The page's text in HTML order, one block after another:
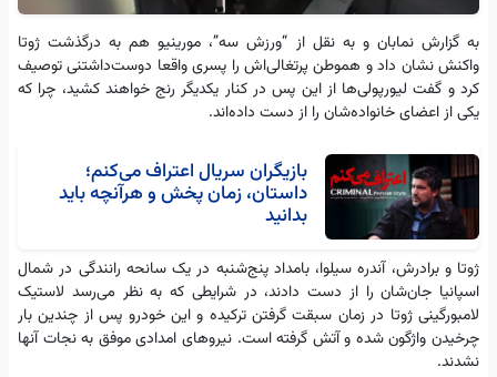
به گزارش نمابان و به نقل از “ورزش سه”، مورینیو هم به درگذشت ژوتا
واکنش نشان داد و هموطن پرتغالی‌اش را پسری واقعا دوست‌داشتنی توصیف
کرد و گفت لیورپولی‌ها از این پس در کنار یکدیگر رنج خواهند کشید، چرا که
یکی از اعضای خانواده‌شان را از دست داده‌اند.
بازیگران سریال اعتراف می‌کنم؛
داستان، زمان پخش و هرآنچه باید
بدانید
ژوتا و برادرش، آندره سیلوا، بامداد پنج‌شنبه در یک سانحه رانندگی در شمال
اسپانیا جان‌شان را از دست دادند، در شرایطی که به نظر می‌رسد لاستیک
لامبورگینی ژوتا در زمان سبقت گرفتن ترکیده و این خودرو پس از چندین بار
چرخیدن واژگون شده و آتش گرفته است. نیروهای امدادی موفق به نجات آنها
نشدند.